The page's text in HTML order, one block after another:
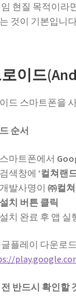
현질 목적이라
것이 기본입니
이드
드 스마트폰을
순서
스마트폰에서
검색창에 ‘컬쳐랜
개발사명이㈜컬
설치 버튼 클릭
설치 완료 후 앱 실
플레이 다운로
반드시 확인할